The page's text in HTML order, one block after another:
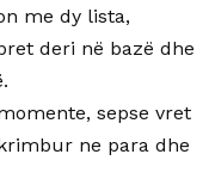
me dy lista,
deri në bazë dhe
sepse vret
ne para dhe